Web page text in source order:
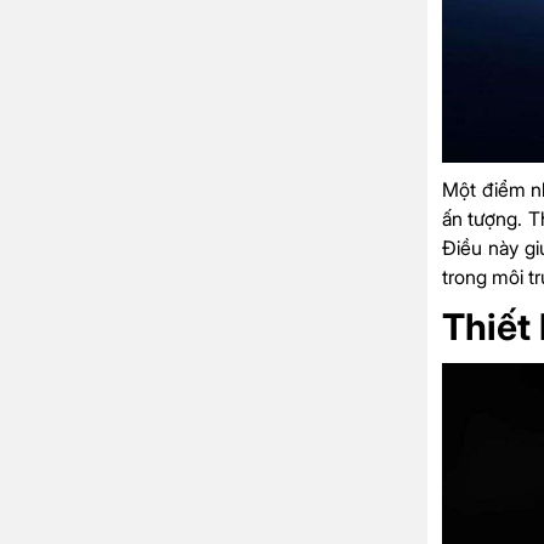
Một điểm
ấn tượng.
Điều này
trong môi
Thiết